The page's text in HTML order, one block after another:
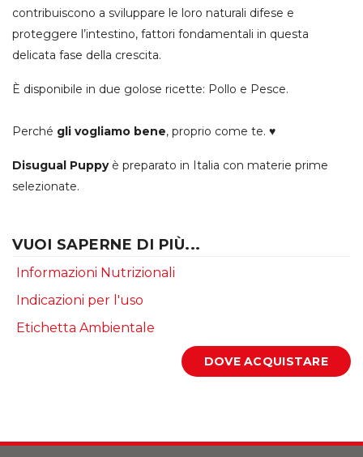
contribuiscono a sviluppare le loro naturali difese e
proteggere l’intestino, fattori fondamentali in questa
delicata fase della crescita.
È disponibile in due golose ricette: Pollo e Pesce.
Perché gli vogliamo bene, proprio come te. ♥
Disugual Puppyè preparato in Italia con materie prime
selezionate.
VUOI SAPERNE DI PIÙ...
Informazioni Nutrizionali
Indicazioni per l'uso
Etichetta Ambientale